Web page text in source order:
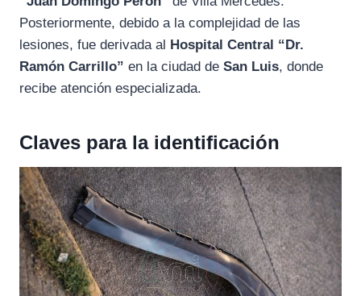
Posteriormente, debido a la complejidad de las
lesiones, fue derivada al Hospital Central “Dr.
Ramón Carrillo” en la ciudad de San Luis, donde
recibe atención especializada.
Claves para la identificación